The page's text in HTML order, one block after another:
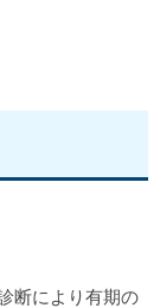
断により有期の